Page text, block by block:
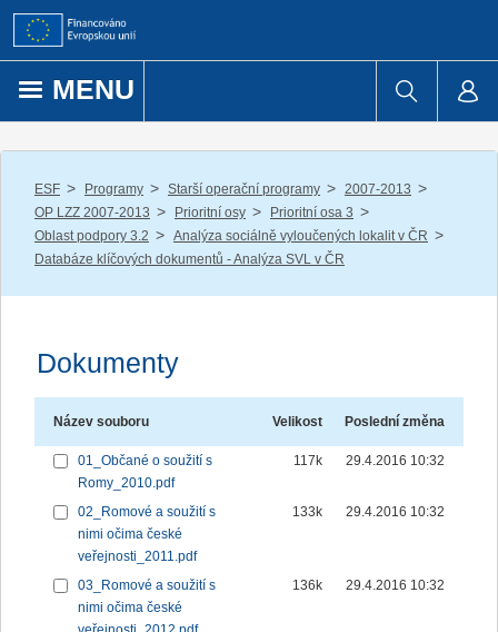
Přejít k obsahu
MENU
ESF / Programy / Starší operační programy / 2007-2013 /
OP LZZ 2007-2013 / Prioritní osy / Prioritní osa 3 /
Oblast podpory 3.2 / Analýza sociálně vyloučených lokalit v ČR /
Databáze klíčových dokumentů - Analýza SVL v ČR
Dokumenty
Název souboru Velikost Poslední změna
01_Občané o soužití s
Romy_2010.pdf
117k 29.4.2016 10:32
02_Romové a soužití s
nimi očima české
veřejnosti_2011.pdf
133k 29.4.2016 10:32
03_Romové a soužití s
nimi očima české
136k 29.4.2016 10:32